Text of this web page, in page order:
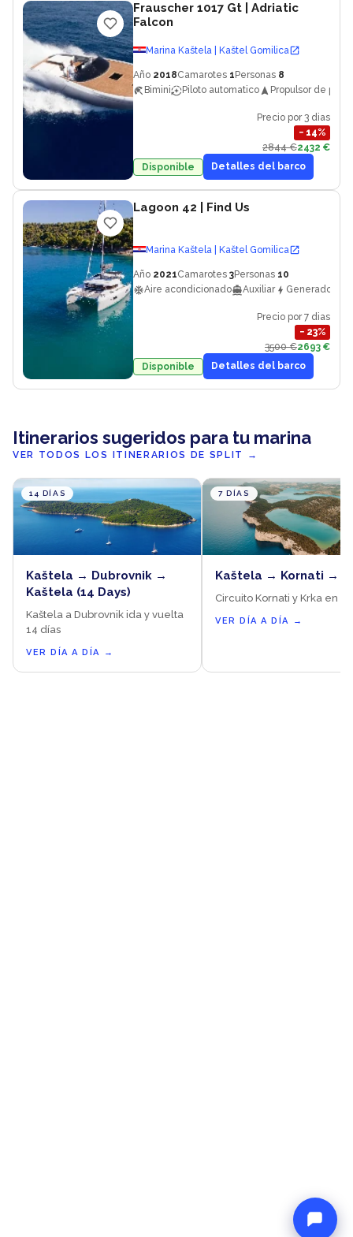
Frauscher 1017 Gt | Adriatic
Falcon
Marina Kaštela | Kaštel Gomilica
Año 2018Camarotes 1 Personas 8
Bimini
Piloto automatico Propulsor de proa
Precio por 3 dias
− 14%
2844 €2432 €
Disponible
Detalles del barco
Lagoon 42 | Find Us
Marina Kaštela | Kaštel Gomilica
Año 2021Camarotes 3Personas 10
Aire acondicionado
Auxiliar Generador
Precio por 7 dias
− 23%
3500 €2693 €
Disponible
Detalles del barco
Itinerarios sugeridos para tu marina
VER TODOS LOS ITINERARIOS DE SPLIT →
14 DÍAS
Kaštela → Dubrovnik →
Kaštela (14 Days)
Kaštela a Dubrovnik ida y vuelta
14 días
VER DÍA A DÍA →
7 DÍAS
Kaštela → Kornati →
Circuito Kornati y Krka en 7
VER DÍA A DÍA →